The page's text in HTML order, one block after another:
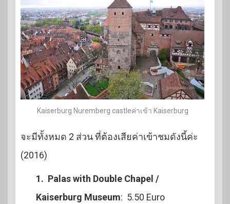
Kaiserburg Nuremberg castleค่าเข้า Kaiserburg
จะมีทั้งหมด 2 ส่วน ที่ต้องเสียค่าเข้าชมดังนี้ค่ะ
(2016)
1. Palas with Double Chapel /
Kaiserburg Museum: 5.50 Euro